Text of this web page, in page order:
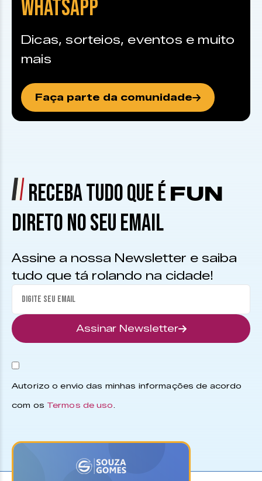
WHATSAPP
Dicas, sorteios, eventos e muito
mais
Faça parte da comunidade
RECEBA TUDO QUE É FUN
DIRETO NO SEU EMAIL
Assine a nossa Newsletter e saiba
tudo que tá rolando na cidade!
Assinar Newsletter
Autorizo o envio das minhas informações de acordo
com os Termos de uso.